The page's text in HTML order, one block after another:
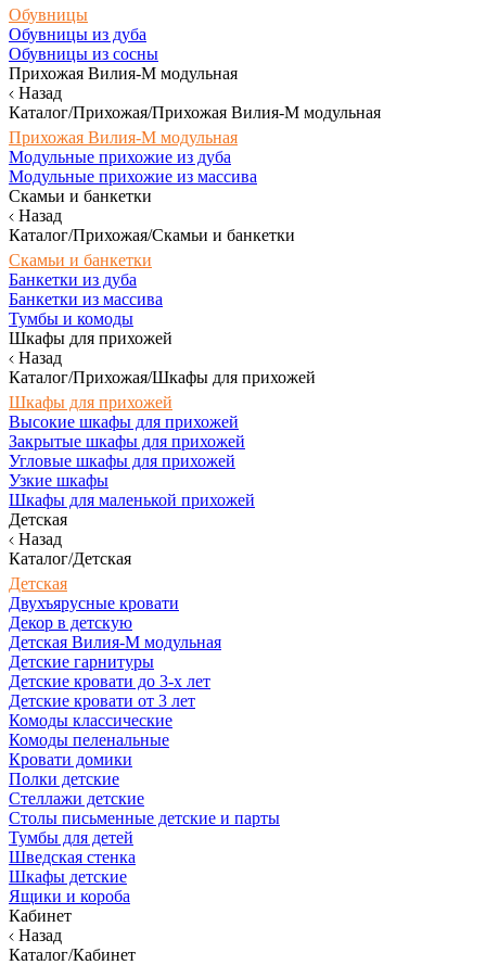
Обувницы
Обувницы из дуба
Обувницы из сосны
Прихожая Вилия-М модульная
Назад
Каталог/Прихожая/Прихожая Вилия-М модульная
Прихожая Вилия-М модульная
Модульные прихожие из дуба
Модульные прихожие из массива
Скамьи и банкетки
Назад
Каталог/Прихожая/Скамьи и банкетки
Скамьи и банкетки
Банкетки из дуба
Банкетки из массива
Тумбы и комоды
Шкафы для прихожей
Назад
Каталог/Прихожая/Шкафы для прихожей
Шкафы для прихожей
Высокие шкафы для прихожей
Закрытые шкафы для прихожей
Угловые шкафы для прихожей
Узкие шкафы
Шкафы для маленькой прихожей
Детская
Назад
Каталог/Детская
Детская
Двухъярусные кровати
Декор в детскую
Детская Вилия-М модульная
Детские гарнитуры
Детские кровати до 3-х лет
Детские кровати от 3 лет
Комоды классические
Комоды пеленальные
Кровати домики
Полки детские
Стеллажи детские
Столы письменные детские и парты
Тумбы для детей
Шведская стенка
Шкафы детские
Ящики и короба
Кабинет
Назад
Каталог/Кабинет